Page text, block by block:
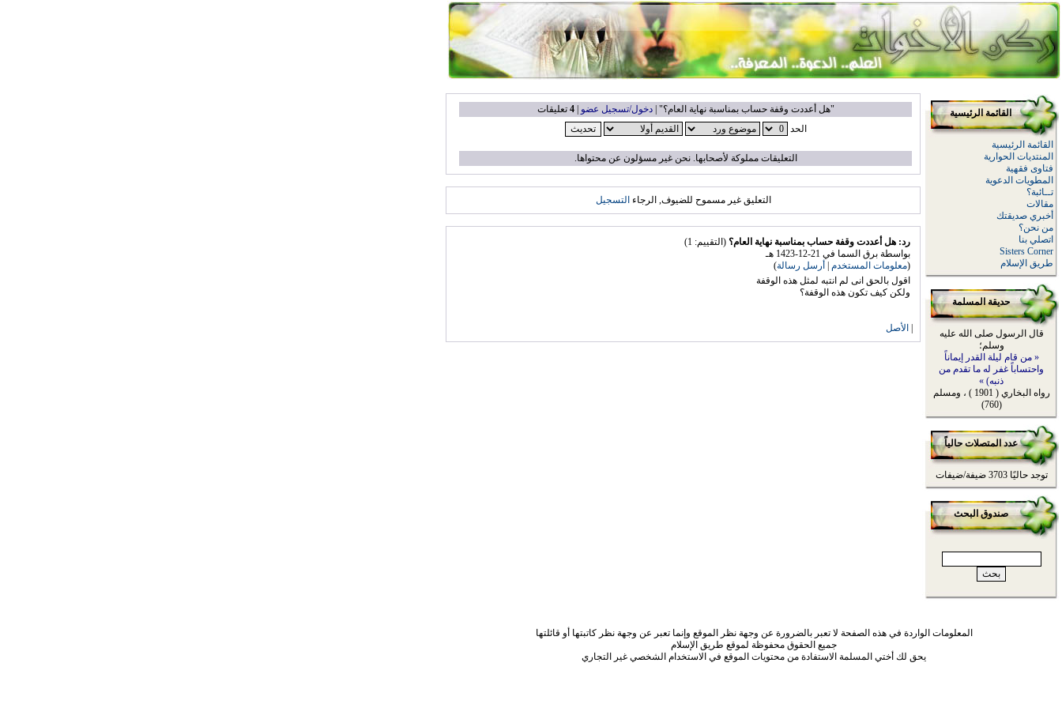
القائمة الرئيسية
القائمة الرئيسية
المنتديات الحوارية
فتاوى فقهية
المطويات الدعوية
تــائبة؟
مقالات
أخبري صديقتك
من نحن؟
اتصلي بنا
Sisters Corner
طريق الإسلام
حديقة المسلمة
قال الرسول صلى الله عليه
وسلم؛
« من قام ليلة القدر إيماناً
واحتساباً غفر له ما تقدم من
ذنبه) »
رواه البخاري ( 1901 ) ، ومسلم
(760)
عدد المتصلات حالياً
توجد حاليًا 3703 ضيفة/ضيفات
صندوق البحث
"هل أعددت وقفة حساب بمناسبة نهاية العام؟" |دخول/تسجيل عضو |
4 تعليقات
الحد
التعليقات مملوكة لأصحابها. نحن غير مسؤلون عن محتواها.
التعليق غير مسموح للضيوف, الرجاء التسجيل
رد: هل أعددت وقفة حساب بمناسبة نهاية العام؟ (التقييم: 1)
بواسطة برق السما في 21-12-1423 هـ
(معلومات المستخدم أرسل رسالة)
اقول بالحق انى لم انتبه لمثل هذه الوقفة
ولكن كيف تكون هذه الوقفة؟
الأصل
المعلومات الواردة في هذه الصفحة لا تعبر بالضرورة عن وجهة نظر الموقع وإنما تعبر عن وجهة نظر كاتبتها أو قائلتها
جميع الحقوق محفوظة لموقع طريق الإسلام
يحق لك أختي المسلمة الاستفادة من محتويات الموقع في الاستخدام الشخصي غير التجاري